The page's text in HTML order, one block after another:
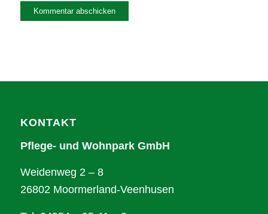
KONTAKT
Pflege- und Wohnpark GmbH
Weidenweg 2 – 8
26802 Moormerland-Veenhusen